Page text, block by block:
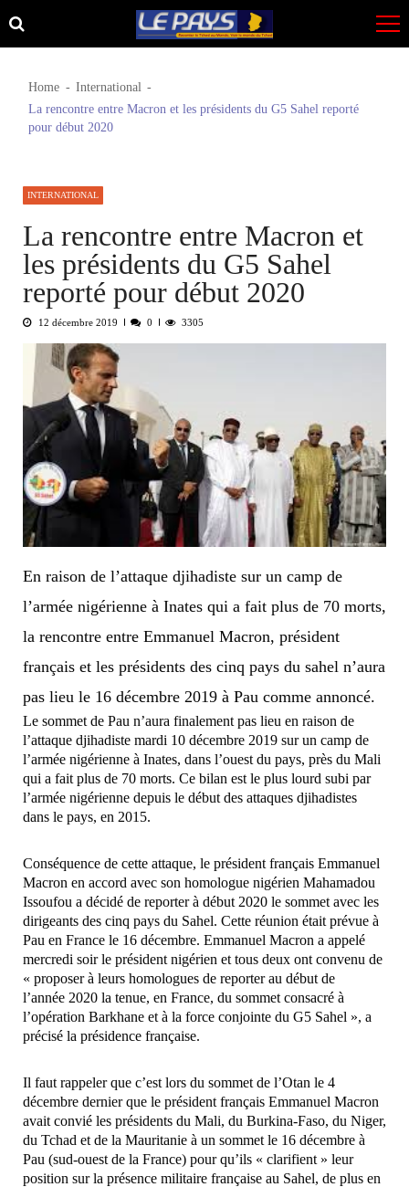
Skip
to
Skip
to
Home
International
La rencontre entre Macron et les présidents du G5 Sahel reporté
pour début 2020
INTERNATIONAL
La rencontre entre Macron et
les présidents du G5 Sahel
reporté pour début 2020
12 décembre 2019 0 3305
En raison de l’attaque djihadiste sur un camp de
l’armée nigérienne à Inates qui a fait plus de 70 morts,
la rencontre entre Emmanuel Macron, président
français et les présidents des cinq pays du sahel n’aura
pas lieu le 16 décembre 2019 à Pau comme annoncé.
Le sommet de Pau n’aura finalement pas lieu en raison de
l’attaque djihadiste mardi 10 décembre 2019 sur un camp de
l’armée nigérienne à Inates, dans l’ouest du pays, près du Mali
qui a fait plus de 70 morts. Ce bilan est le plus lourd subi par
l’armée nigérienne depuis le début des attaques djihadistes
dans le pays, en 2015.
Conséquence de cette attaque, le président français Emmanuel
Macron en accord avec son homologue nigérien Mahamadou
Issoufou a décidé de reporter à début 2020 le sommet avec les
dirigeants des cinq pays du Sahel. Cette réunion était prévue à
Pau en France le 16 décembre. Emmanuel Macron a appelé
mercredi soir le président nigérien et tous deux ont convenu de
« proposer à leurs homologues de reporter au début de
l’année 2020 la tenue, en France, du sommet consacré à
l’opération Barkhane et à la force conjointe du G5 Sahel », a
précisé la présidence française.
Il faut rappeler que c’est lors du sommet de l’Otan le 4
décembre dernier que le président français Emmanuel Macron
avait convié les présidents du Mali, du Burkina-Faso, du Niger,
du Tchad et de la Mauritanie à un sommet le 16 décembre à
Pau (sud-ouest de la France) pour qu’ils « clarifient » leur
position sur la présence militaire française au Sahel, de plus en